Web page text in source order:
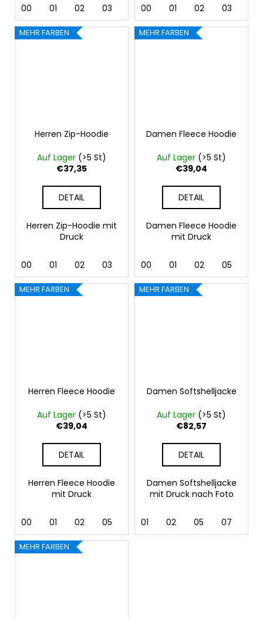
00 01 02 03 06 07
00 01 02 03
MEHR FARBEN
Herren Zip-Hoodie
Auf Lager (>5 St)
€37,35
DETAIL
Herren Zip-Hoodie mit
Druck
00 01 02 03 06 07
MEHR FARBEN
Damen Fleece Hoodie
Auf Lager (>5 St)
€39,04
DETAIL
Damen Fleece Hoodie
mit Druck
00 01 02 05
MEHR FARBEN
Herren Fleece Hoodie
Auf Lager (>5 St)
€39,04
DETAIL
Herren Fleece Hoodie
mit Druck
00 01 02 05 24 44 92
MEHR FARBEN
Damen Softshelljacke
Auf Lager (>5 St)
€82,57
DETAIL
Damen Softshelljacke
mit Druck nach Foto
01 02 05 07
MEHR FARBEN